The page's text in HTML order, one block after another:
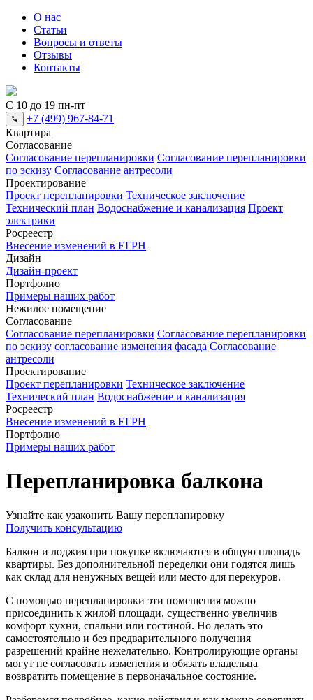
О нас
Статьи
Вопросы и ответы
Отзывы
Контакты
С 10 до 19 пн-пт
+7 (499) 967-84-71
Квартира
Согласование
Согласование перепланировки Согласование перепланировки
по эскизу Согласование антресоли
Проектирование
Проект перепланировки Техническое заключение
Технический план Водоснабжение и канализация Проект
электрики
Росреестр
Внесение изменений в ЕГРН
Дизайн
Дизайн-проект
Портфолио
Примеры наших работ
Нежилое помещение
Согласование
Согласование перепланировки Согласование перепланировки
по эскизу согласование изменения фасада Согласование
антресоли
Проектирование
Проект перепланировки Техническое заключение
Технический план Водоснабжение и канализация
Росреестр
Внесение изменений в ЕГРН
Портфолио
Примеры наших работ
Перепланировка балкона
Узнайте как узаконить Вашу перепланировку
Получить консультацию
Балкон и лоджия при покупке включаются в общую площадь
квартиры. Без дополнительной переделки они годятся лишь
как склад для ненужных вещей или место для перекуров.
С помощью перепланировки эти помещения можно
присоединить к жилой площади, существенно увеличив
комфорт кухни, спальни или гостиной. Но делать это
самостоятельно и без предварительного получения
разрешений крайне нежелательно. Контролирующие органы
могут не согласовать изменения и обязать владельца
возвратить помещение в первоначальное состояние.